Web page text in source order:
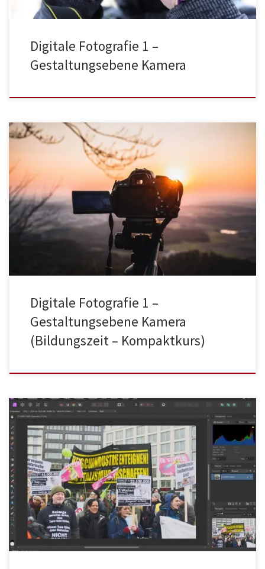
Digitale Fotografie 1 –
Gestaltungsebene Kamera
Digitale Fotografie 1 –
Gestaltungsebene Kamera
(Bildungszeit – Kompaktkurs)